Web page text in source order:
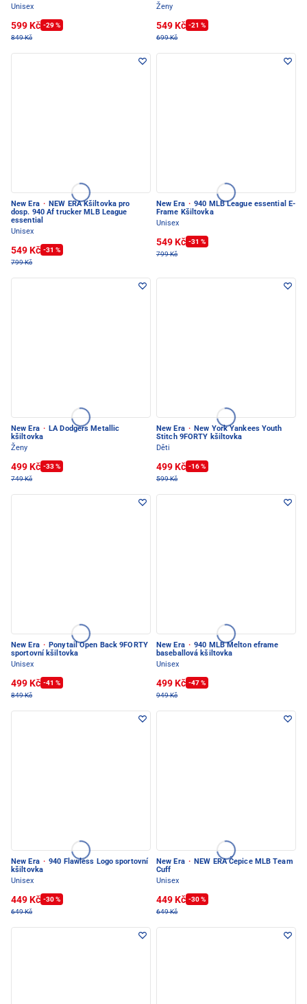
Unisex
599 Kč -29 %
849 Kč
Ženy
549 Kč -21 %
699 Kč
New Era · NEW ERA Kšiltovka pro
dosp. 940 Af trucker MLB League
essential
Unisex
549 Kč -31 %
799 Kč
New Era · 940 MLB League essential E-
Frame Kšiltovka
Unisex
549 Kč -31 %
799 Kč
New Era · LA Dodgers Metallic
kšiltovka
Ženy
499 Kč -33 %
749 Kč
New Era · New York Yankees Youth
Stitch 9FORTY kšiltovka
Děti
499 Kč -16 %
599 Kč
New Era · Ponytail Open Back 9FORTY
sportovní kšiltovka
Unisex
499 Kč -41 %
849 Kč
New Era · 940 MLB Melton eframe
baseballová kšiltovka
Unisex
499 Kč -47 %
949 Kč
New Era · 940 Flawless Logo sportovní
kšiltovka
Unisex
449 Kč -30 %
649 Kč
New Era · NEW ERA Čepice MLB Team
Cuff
Unisex
449 Kč -30 %
649 Kč